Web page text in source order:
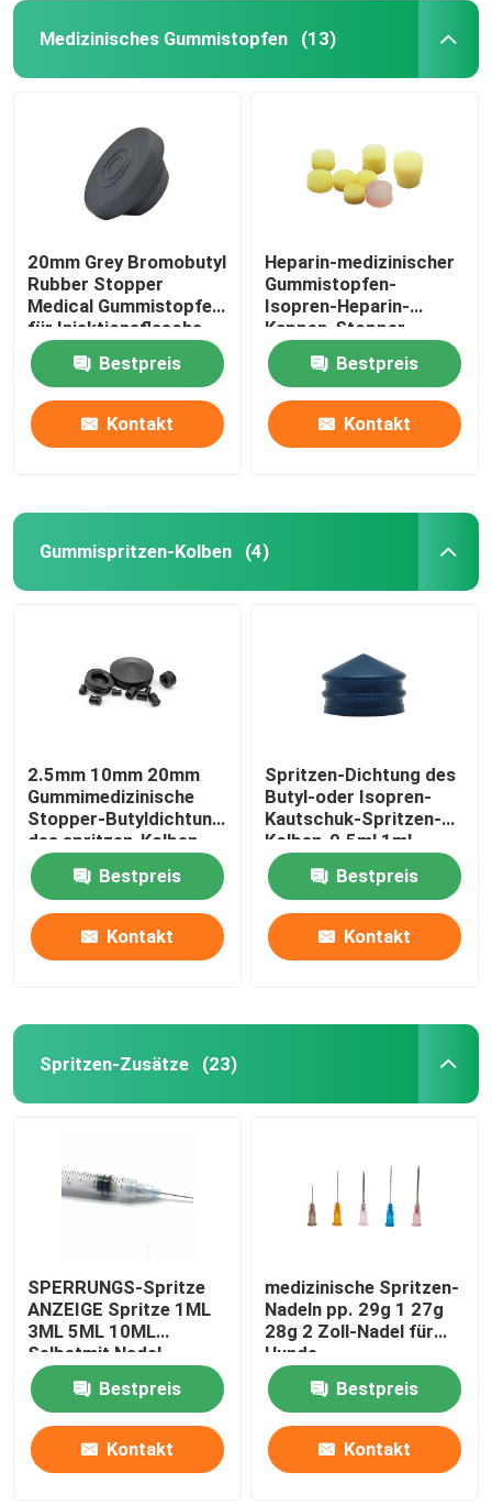
Medizinisches Gummistopfen (13)
20mm Grey Bromobutyl
Rubber Stopper
Medical Gummistopfen
für Injektionsflasche
Bestpreis
Kontakt
Heparin-medizinischer
Gummistopfen-
Isopren-Heparin-
Kappen-Stopper
Bestpreis
Kontakt
Gummispritzen-Kolben (4)
2.5mm 10mm 20mm
Gummimedizinische
Stopper-Butyldichtung
des spritzen-Kolben-
50mm
Bestpreis
Kontakt
Spritzen-Dichtung des
Butyl-oder Isopren-
Kautschuk-Spritzen-
Kolben-0.5ml 1ml
Bestpreis
Kontakt
Spritzen-Zusätze (23)
SPERRUNGS-Spritze
ANZEIGE Spritze 1ML
3ML 5ML 10ML
Selbstmit Nadel
Bestpreis
Kontakt
medizinische Spritzen-
Nadeln pp. 29g 1 27g
28g 2 Zoll-Nadel für
Hunde
Bestpreis
Kontakt